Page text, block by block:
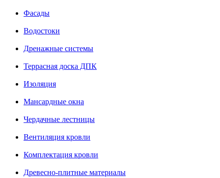
Фасады
Водостоки
Дренажные системы
Террасная доска ДПК
Изоляция
Мансардные окна
Чердачные лестницы
Вентиляция кровли
Комплектация кровли
Древесно-плитные материалы